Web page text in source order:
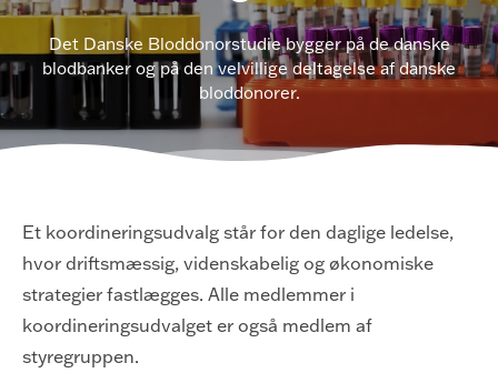
Det Danske Bloddonorstudie bygger på de danske
blodbanker og på den velvillige deltagelse af danske
bloddonorer.
Et koordineringsudvalg står for den daglige ledelse,
hvor driftsmæssig, videnskabelig og økonomiske
strategier fastlægges. Alle medlemmer i
koordineringsudvalget er også medlem af
styregruppen.